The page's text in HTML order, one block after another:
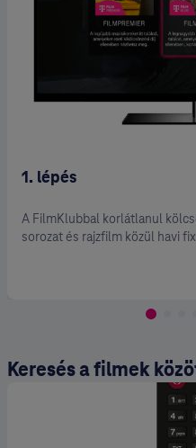
1. lépés
A FilmKlubbal korlátlanul
sorozat és rajzfilm közül havi
Keresés a filmek